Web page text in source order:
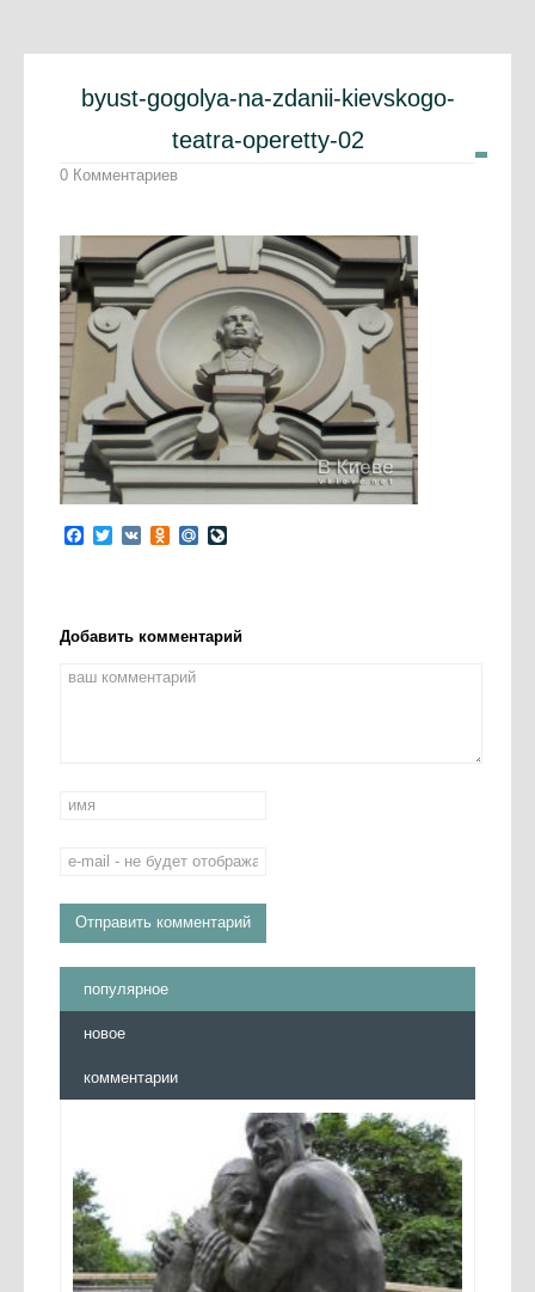
byust-gogolya-na-zdanii-kievskogo-
teatra-operetty-02
0 Комментариев
Facebook
Twitter
VK Odnoklassniki
Mail.Ru
Добавить комментарий
популярное
новое
комментарии